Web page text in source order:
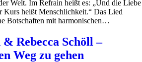
Welt. Im Refrain heißt es: „Und die Liebe
Kurs heißt Menschlichkeit.“ Das Lied
Botschaften mit harmonischen…
Rebecca Schöll –
Weg zu gehen